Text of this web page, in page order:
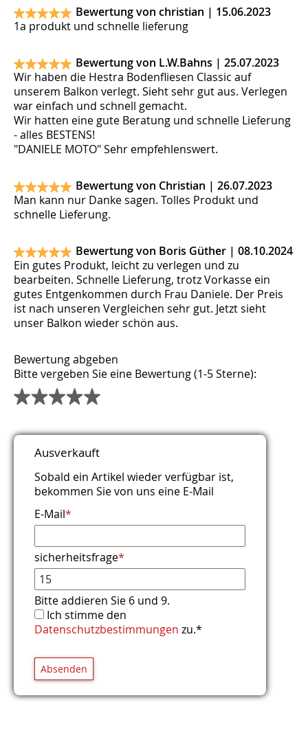
Bewertung von christian | 15.06.2023
1a produkt und schnelle lieferung
Bewertung von L.W.Bahns | 25.07.2023
Wir haben die Hestra Bodenfliesen Classic auf
unserem Balkon verlegt. Sieht sehr gut aus. Verlegen
war einfach und schnell gemacht.
Wir hatten eine gute Beratung und schnelle Lieferung
- alles BESTENS!
"DANIELE MOTO" Sehr empfehlenswert.
Bewertung von Christian | 26.07.2023
Man kann nur Danke sagen. Tolles Produkt und
schnelle Lieferung.
Bewertung von Boris Güther | 08.10.2024
Ein gutes Produkt, leicht zu verlegen und zu
bearbeiten. Schnelle Lieferung, trotz Vorkasse ein
gutes Entgenkommen durch Frau Daniele. Der Preis
ist nach unseren Vergleichen sehr gut. Jetzt sieht
unser Balkon wieder schön aus.
Bewertung abgeben
Bitte vergeben Sie eine Bewertung (1-5 Sterne):
Ausverkauft
Sobald ein Artikel wieder verfügbar ist,
bekommen Sie von uns eine E-Mail
E-Mail*
sicherheitsfrage*
Bitte addieren Sie 6 und 9.
Ich stimme den
Datenschutzbestimmungen zu.*
Absenden